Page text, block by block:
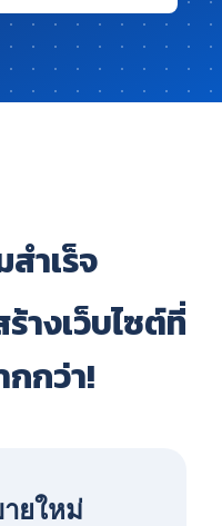
ำเร็จ
งเว็บไซต์ที่
กว่า!
ยใหม่